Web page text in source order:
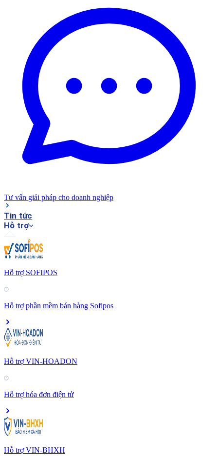
Tư vấn giải pháp cho doanh nghiệp
Tin tức
Hỗ trợ
Hỗ trợ SOFIPOS
Hỗ trợ phần mềm bán hàng Sofipos
Hỗ trợ VIN-HOADON
Hỗ trợ hóa đơn điện tử
Hỗ trợ VIN-BHXH